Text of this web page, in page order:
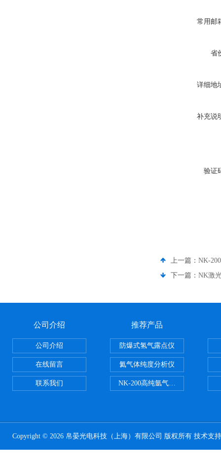
常用邮
省
详细地
补充说
验证
上一篇： NK-
下一篇： NK激
公司介绍
公司介绍
在线留言
联系我们
推荐产品
防爆式氢气露点仪
氦气体纯度分析仪
NK-200高纯氩气纯度分析仪
Copyright © 2026 帛晏光电科技（上海）有限公司 版权所有 技术支